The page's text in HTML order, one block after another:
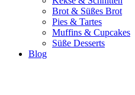
Brot & Süßes Brot
Pies & Tartes
Muffins & Cupcakes
Süße Desserts
Blog